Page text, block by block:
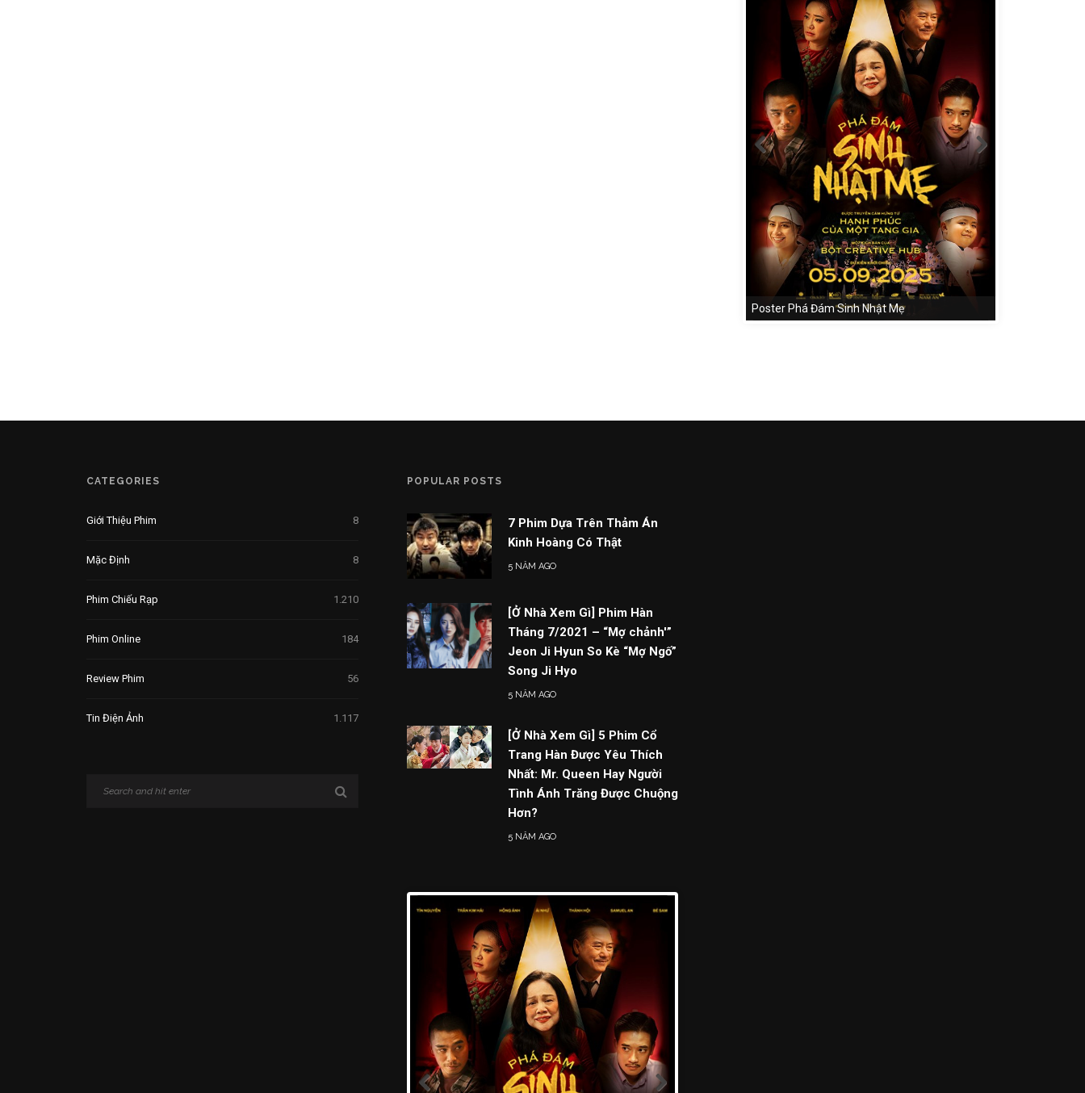
Poster Phá Đám Sinh Nhật Mẹ
CATEGORIES
Giới Thiệu Phim 8
Mặc Định 8
Phim Chiếu Rạp 1.210
Phim Online 184
Review Phim 56
Tin Điện Ảnh 1.117
POPULAR POSTS
7 Phim Dựa Trên Thảm Án
Kinh Hoàng Có Thật
5 NĂM AGO
[Ở Nhà Xem Gì] Phim Hàn
Tháng 7/2021 – “Mợ chảnh'”
Jeon Ji Hyun So Kè “Mợ Ngố”
Song Ji Hyo
5 NĂM AGO
[Ở Nhà Xem Gì] 5 Phim Cổ
Trang Hàn Được Yêu Thích
Nhất: Mr. Queen Hay Người
Tình Ánh Trăng Được Chuộng
Hơn?
5 NĂM AGO